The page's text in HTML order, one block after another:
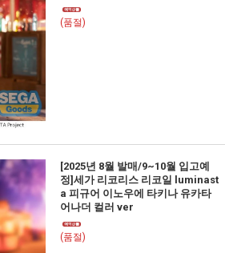
(품절)
[2025년 8월 발매/9~10월 입고예
정]세가 리코리스 리코일 luminast
a 피규어 이노우에 타키나 유카타
어나더 컬러 ver
(품절)